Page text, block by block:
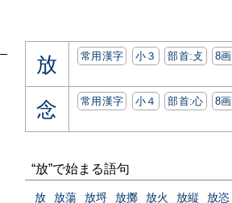
放 常用漢字 小３ 部首:⽁ 8画
念 常用漢字 小４ 部首:⼼ 8画
“放”で始まる語句
放 放蕩 放埒 放擲 放火 放縦 放恣